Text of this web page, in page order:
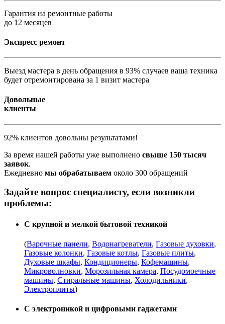
Гарантия на ремонтные работы
до 12 месяцев
Экспресс ремонт
Выезд мастера в день обращения в 93% случаев ваша техника
будет отремонтирована за 1 визит мастера
Довольные
клиенты
92% клиентов довольны результатами!
За время нашей работы уже выполнено свыше 150 тысяч
заявок.
Ежедневно мы обрабатываем около 300 обращений
Задайте вопрос специалисту, если возникли
проблемы:
С крупной и мелкой бытовой техникой
(Варочные панели, Водонагреватели, Газовые духовки,
Газовые колонки, Газовые котлы, Газовые плиты,
Духовые шкафы, Кондиционеры, Кофемашины,
Микроволновки, Морозильная камера, Посудомоечные
машины, Стиральные машины, Холодильники,
Электроплиты)
С электроникой и цифровыми гаджетами